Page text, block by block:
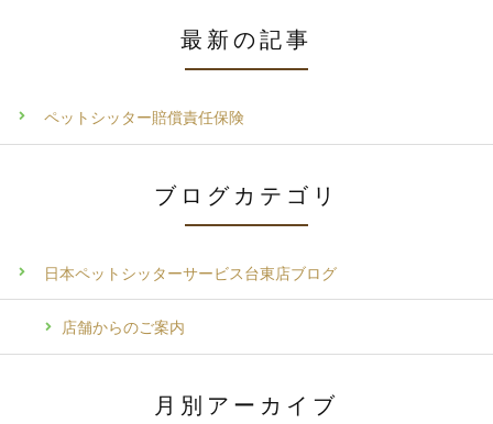
最新の記事
ペットシッター賠償責任保険
ブログカテゴリ
日本ペットシッターサービス台東店ブログ
店舗からのご案内
月別アーカイブ